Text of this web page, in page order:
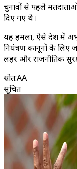
चुनावों से पहले
दिए गए थे।
यह हमला, ऐसे देश में
नियंत्रण कानूनों के लिए
लहर और राजनीतिक
स्रोत:AA
सूचित